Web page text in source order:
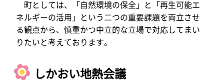
町としては、「自然環境の保全」と「再生可能エ
ネルギーの活用」という二つの重要課題を両立させ
る観点から、慎重かつ中立的な立場で対応してまい
りたいと考えております。
しかおい地熱会議